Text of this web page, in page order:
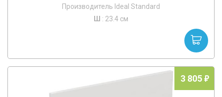
Производитель Ideal Standard
Ш : 23.4 см
3 805